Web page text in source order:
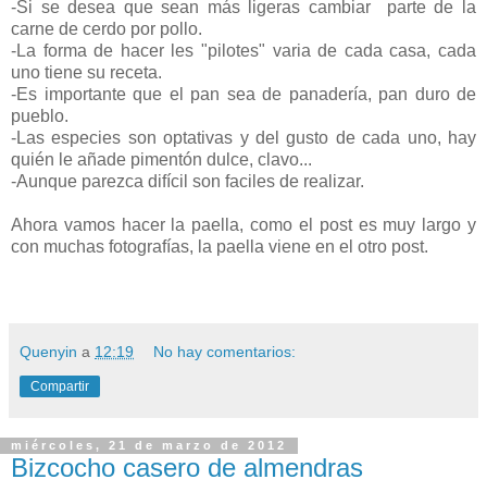
-Si se desea que sean más ligeras cambiar parte de la
carne de cerdo por pollo.
-La forma de hacer les "pilotes" varia de cada casa, cada
uno tiene su receta.
-Es importante que el pan sea de panadería, pan duro de
pueblo.
-Las especies son optativas y del gusto de cada uno, hay
quién le añade pimentón dulce, clavo...
-Aunque parezca difícil son faciles de realizar.
Ahora vamos hacer la paella, como el post es muy largo y
con muchas fotografías, la paella viene en el otro post.
Quenyin a 12:19 No hay comentarios:
Compartir
miércoles, 21 de marzo de 2012
Bizcocho casero de almendras